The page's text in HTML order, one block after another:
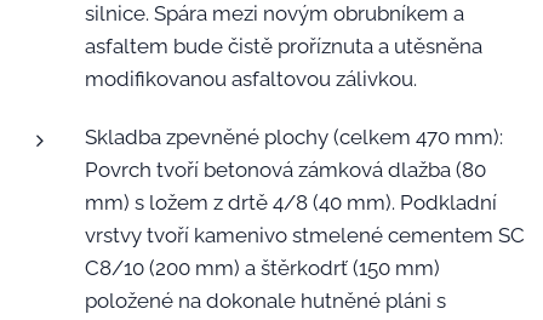
silnice. Spára mezi novým obrubníkem a
asfaltem bude čistě proříznuta a utěsněna
modifikovanou asfaltovou zálivkou.
Skladba zpevněné plochy (celkem 470 mm):
Povrch tvoří betonová zámková dlažba (80
mm) s ložem z drtě 4/8 (40 mm). Podkladní
vrstvy tvoří kamenivo stmelené cementem SC
C8/10 (200 mm) a štěrkodrť (150 mm)
položené na dokonale hutněné pláni s